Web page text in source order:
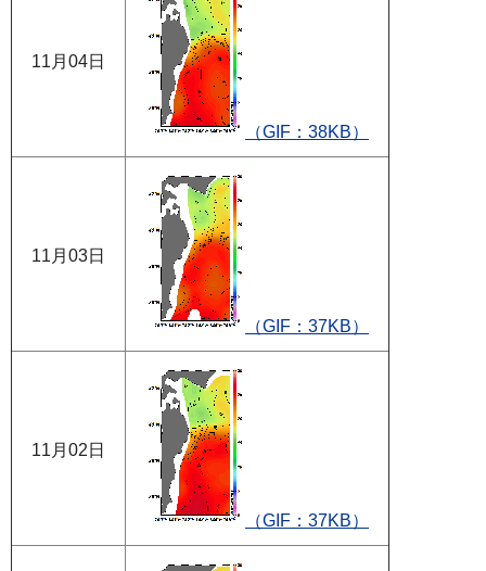
11月04日
（GIF：38KB）
11月03日
（GIF：37KB）
11月02日
（GIF：37KB）